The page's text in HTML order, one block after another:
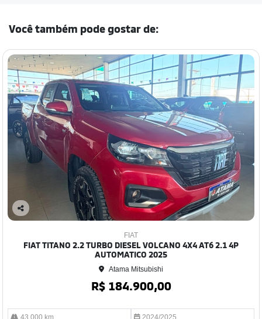
Você também pode gostar de:
Co
lhe
FIAT
FIAT TITANO 2.2 TURBO DIESEL VOLCANO 4X4 AT6 2.1 4P
AUTOMATICO 2025
Atama Mitsubishi
R$ 184.900,00
43.000 km 2024/2025